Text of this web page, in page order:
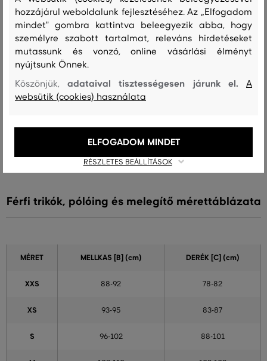
A méret sokkal kisebb, mint amit
viselek
A méret egy kicsit kisebb, mint
amit viselek
0
szokásosan viselt mérettel
4
A méret sokkal nagyobb, mint
Férfi trikók, pólóing és melegítő mérettáblázata
MÉRET MELLKAS [B] (cm) DERÉK [C] (cm)
XXS 88-92 78-82
XS 93-95 83-87
S 96-102 88-101
hozzájárul weboldalunk fejlesztéséhez. Az „Elfogadom
mindet" gombra kattintva beleegyezik abba, hogy
személyre szabott tartalmat, releváns hirdetéseket
mutassunk és vonzó, online vásárlási élményt
nyújtsunk Önnek.
Köszönjük,adataival tisztességesen járunk el.A
websütik (cookies) használata
RÉSZLETES BEÁLLÍTÁSOK
ELFOGADOM MINDET